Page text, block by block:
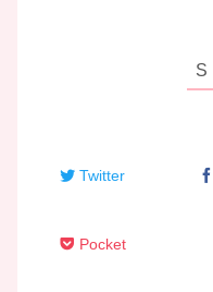
Twitter
Pocket